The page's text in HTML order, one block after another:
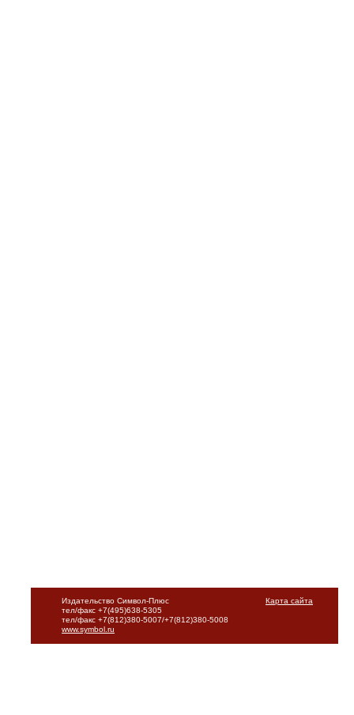
Карта сайта
Издательство Символ-Плюс
тел/факс +7(495)638-5305
тел/факс +7(812)380-5007/+7(812)380-5008
www.symbol.ru